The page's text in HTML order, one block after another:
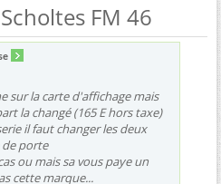
FM 46
sur la carte d'affichage mais
la changé (165 E hors taxe)
il faut changer les deux
de porte
ou mais sa vous paye un
cette marque...